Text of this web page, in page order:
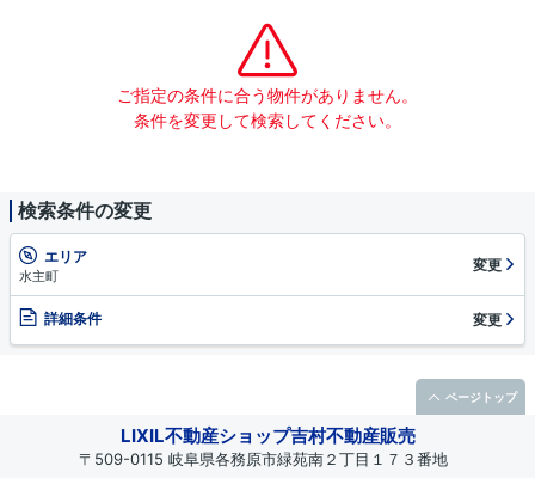
ご指定の条件に合う物件がありません。
条件を変更して検索してください。
検索条件の変更
エリア
水主町
変更
詳細条件 変更
LIXIL不動産ショップ吉村不動産販売
〒509-0115 岐阜県各務原市緑苑南２丁目１７３番地
ページトップ